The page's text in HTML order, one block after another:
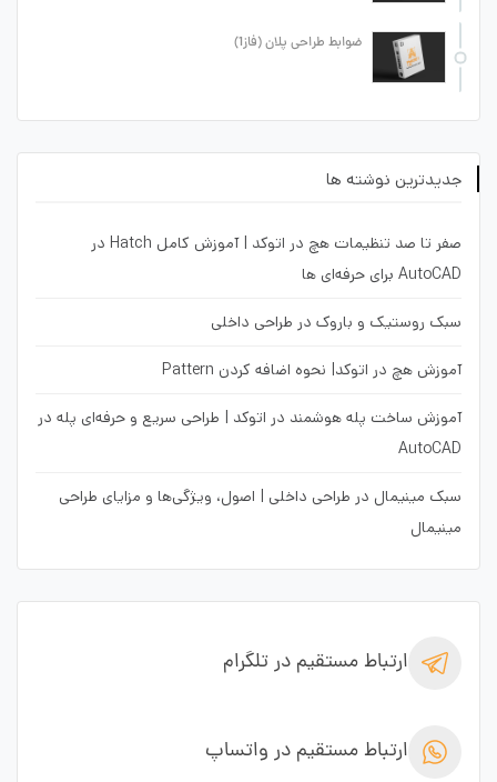
ضوابط طراحی پلان (فاز1)
جدیدترین نوشته ها
صفر تا صد تنظیمات هچ در اتوکد | آموزش کامل Hatch در
AutoCAD برای حرفه‌ای ها
سبک روستیک و باروک در طراحی داخلی
آموزش هچ در اتوکد| نحوه اضافه کردن Pattern
آموزش ساخت پله هوشمند در اتوکد | طراحی سریع و حرفه‌ای پله در
AutoCAD
سبک مینیمال در طراحی داخلی | اصول، ویژگی‌ها و مزایای طراحی
مینیمال
ارتباط مستقیم در تلگرام
ارتباط مستقیم در واتساپ